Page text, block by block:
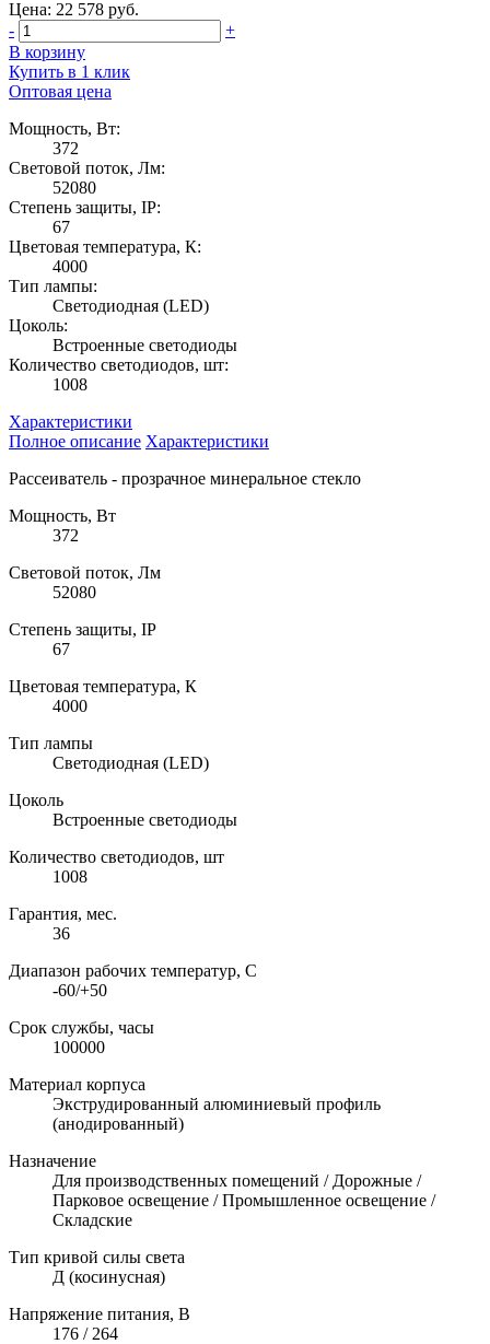
Цена: 22 578 руб.
-
+
В корзину
Купить в 1 клик
Оптовая цена
Мощность, Вт:
372
Световой поток, Лм:
52080
Степень защиты, IP:
67
Цветовая температура, К:
4000
Тип лампы:
Светодиодная (LED)
Цоколь:
Встроенные светодиоды
Количество светодиодов, шт:
1008
Характеристики
Полное описание Характеристики
Рассеиватель - прозрачное минеральное стекло
Мощность, Вт
372
Световой поток, Лм
52080
Степень защиты, IP
67
Цветовая температура, К
4000
Тип лампы
Светодиодная (LED)
Цоколь
Встроенные светодиоды
Количество светодиодов, шт
1008
Гарантия, мес.
36
Диапазон рабочих температур, C
-60/+50
Срок службы, часы
100000
Материал корпуса
Экструдированный алюминиевый профиль
(анодированный)
Назначение
Для производственных помещений / Дорожные /
Парковое освещение / Промышленное освещение /
Складские
Тип кривой силы света
Д (косинусная)
Напряжение питания, В
176 / 264